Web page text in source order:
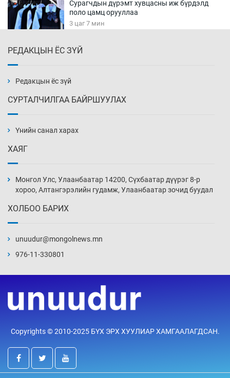
Сурагчдын дүрэмт хувцасны иж бүрдэлд
поло цамц орууллаа
3 цаг 7 мин
3 цаг 37 мин
4 цаг 7 мин
4 цаг 37 мин
дарамтад оров
20 цаг 37 мин
баржээ
21 цаг 7 мин
РЕДАКЦЫН ЁС ЗҮЙ
Редакцын ёс зүй
СУРТАЛЧИЛГАА БАЙРШУУЛАХ
Үнийн санал харах
ХАЯГ
Монгол Улс, Улаанбаатар 14200, Сүхбаатар дүүрэг 8-р
хороо, Алтангэрэлийн гудамж, Улаанбаатар зочид буудал
ХОЛБОО БАРИХ
unuudur@mongolnews.mn
976-11-330801
Copyrights © 2010-2025 БҮХ ЭРХ ХУУЛИАР ХАМГААЛАГДСАН.